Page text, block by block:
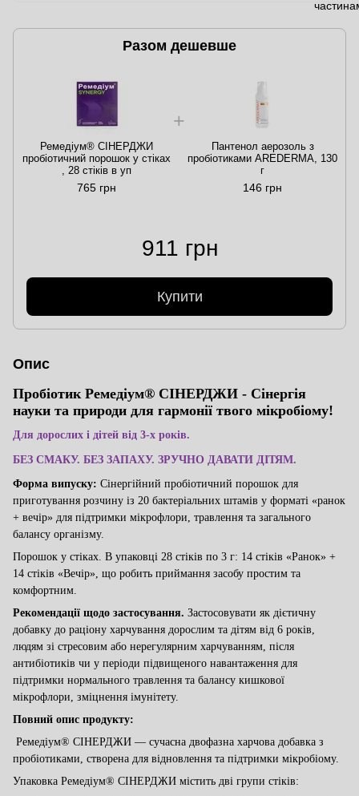
Разом дешевше
Ремедіум® СІНЕРДЖИ
пробіотичний порошок у стіках
, 28 стіків в уп
765 грн
Пантенол аерозоль з
пробіотиками AREDERMA, 130
г
146 грн
911 грн
Купити
Опис
Пробіотик Ремедіум® СІНЕРДЖИ - Сінергія
науки та природи для гармонії твого мікробіому!
Для дорослих і дітей від 3-х років.
БЕЗ СМАКУ. БЕЗ ЗАПАХУ. ЗРУЧНО ДАВАТИ ДІТЯМ.
Форма випуску: Сінергійний пробіотичний порошок для
приготування розчину із 20 бактеріальних штамів у форматі «ранок
+ вечір» для підтримки мікрофлори, травлення та загального
балансу організму.
Порошок у стіках. В упаковці 28 стіків по 3 г: 14 стіків «Ранок» +
14 стіків «Вечір», що робить приймання засобу простим та
комфортним.
Рекомендації щодо застосування. Застосовувати як дієтичну
добавку до раціону харчування дорослим та дітям від 6 років,
людям зі стресовим або нерегулярним харчуванням, після
антибіотиків чи у періоди підвищеного навантаження для
підтримки нормального травлення та балансу кишкової
мікрофлори, зміцнення імунітету.
Повний опис продукту:
Ремедіум® СІНЕРДЖИ — сучасна двофазна харчова добавка з
пробіотиками, створена для відновлення та підтримки мікробіому.
Упаковка Ремедіум® СІНЕРДЖИ містить дві групи стіків: